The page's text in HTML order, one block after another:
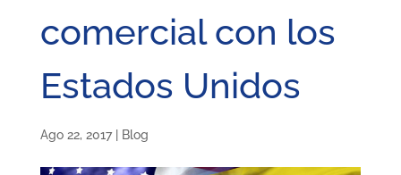
comercial con los
Estados Unidos
Ago 22, 2017| Blog